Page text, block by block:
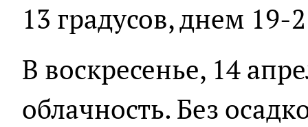
13 градусов, днем 19-
В воскресенье, 14
облачность. Без